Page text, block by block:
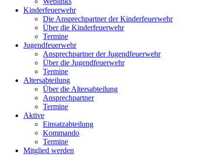
Kinderfeuerwehr
Die Ansprechpartner der Kinderfeuerwehr
Über die Kinderfeuerwehr
Termine
Jugendfeuerwehr
Ansprechpartner der Jugendfeuerwehr
Über die Jugendfeuerwehr
Termine
Altersabteilung
Über die Altersabteilung
Ansprechpartner
Termine
Aktive
Einsatzabteilung
Kommando
Termine
Mitglied werden